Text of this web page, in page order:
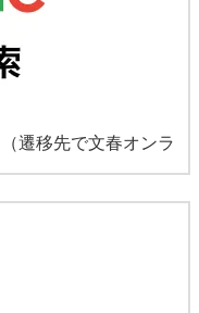
（遷移先で文春オンラ